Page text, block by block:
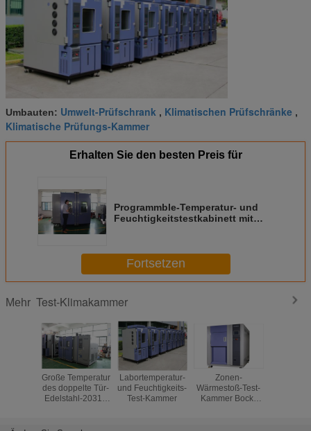
Umbauten: Umwelt-Prüfschrank , Klimatischen Prüfschränke ,
Klimatische Prüfungs-Kammer
Erhalten Sie den besten Preis für
Programmble-Temperatur- und
Feuchtigkeitstestkabinett mit
Fortsetzen
Mehr Test-Klimakammer
Große Temperatur
des doppelte Tür-
Edelstahl-2031L
Labortemperatur-
und Feuchtigkeits-
Test-Kammer
Zonen-
Wärmestoß-Test-
Kammer Bock-